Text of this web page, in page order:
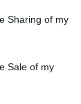
Sharing of my
Sale of my
και
η
για